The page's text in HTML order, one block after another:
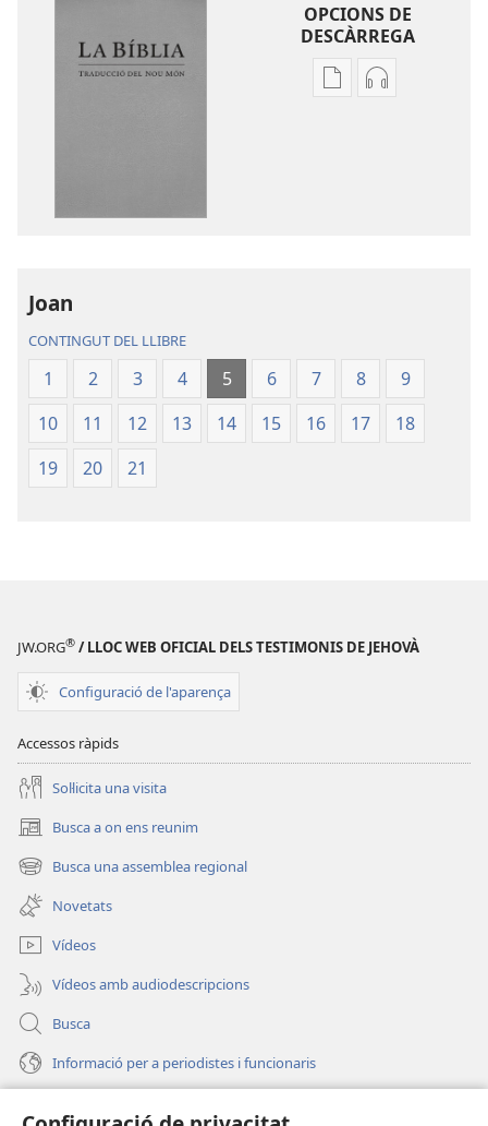
OPCIONS DE
DESCÀRREGA
Opcions
Món
Opcions
Joan
CONTINGUT DEL LLIBRE
1 2 3 4 5 6 7 8
9
10
11 12 13 14 15 16 17
18
19
20 21
JW.ORG® / LLOC WEB OFICIAL DELS TESTIMONIS DE JEHOVÀ
Configuració de l'aparença
Accessos ràpids
Soŀlicita una visita
Busca a on ens reunim
(obri
en
una
finestra
nova)
Busca una assemblea regional
(obri
en
una
finestra
nova)
Novetats
Vídeos
Vídeos amb audiodescripcions
Busca
Informació per a periodistes i funcionaris